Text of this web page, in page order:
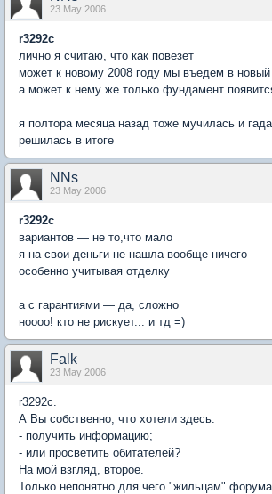
23 May 2006
r3292c
лично я считаю, что как повезет
может к новому 2008 году мы въедем в
а может к нему же только фундамент
я полтора месяца назад тоже мучилась и
решилась в итоге
NNs
23 May 2006
r3292c
вариантов — не то,что мало
я на свои деньги не нашла вообще ничего
особенно учитывая отделку
а с гарантиями — да, сложно
ноооо! кто не рискует... и тд =)
Falk
23 May 2006
r3292c.
А Вы собственно, что хотели здесь:
- получить информацию;
- или просветить обитателей?
На мой взгляд, второе.
Только непонятно для чего "жильцам"